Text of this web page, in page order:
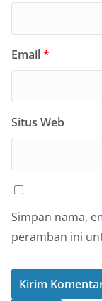
Email*
Situs Web
Simpan nama,
peramban ini